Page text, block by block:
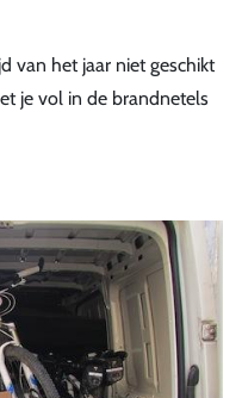
van het jaar niet geschikt
je vol in de brandnetels